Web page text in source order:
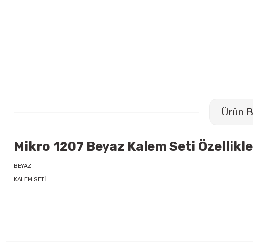
Ürün
Mikro 1207 Beyaz Kalem Seti
BEYAZ
KALEM SETİ